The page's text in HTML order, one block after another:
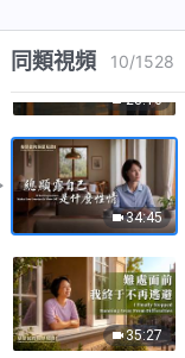
同類視頻 10/1528
28:16
34:45
35:27